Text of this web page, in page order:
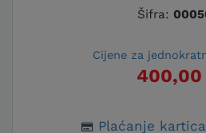
Šifra:
Cijene za
Plaćanje